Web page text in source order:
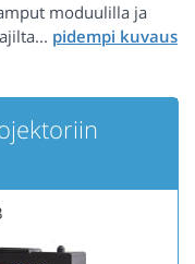
moduulilla ja